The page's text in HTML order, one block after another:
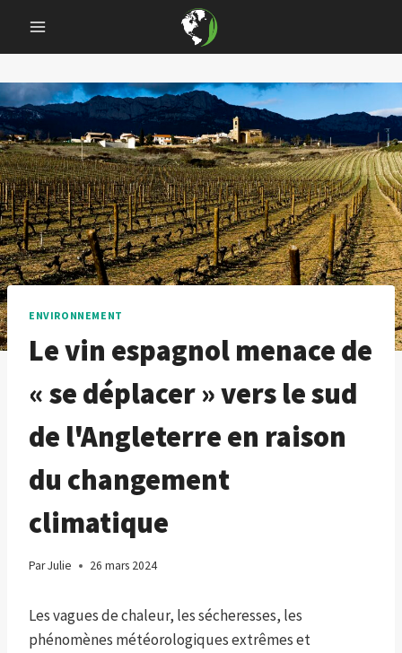
content
ENVIRONNEMENT
Le vin espagnol menace de
« se déplacer » vers le sud
de l'Angleterre en raison
du changement
climatique
ParJulie 26 mars 2024
Les vagues de chaleur, les sécheresses, les
phénomènes météorologiques extrêmes et